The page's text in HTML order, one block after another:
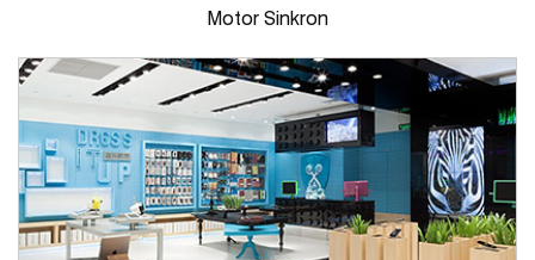
Motor Sinkron